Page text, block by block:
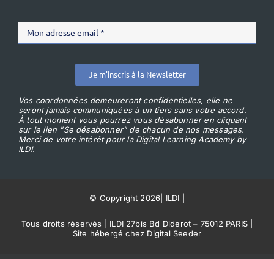
Je m'inscris à la Newsletter
Vos coordonnées demeureront confidentielles, elle ne
seront jamais communiquées à un tiers sans votre accord.
À tout moment vous pourrez vous désabonner en cliquant
sur le lien "Se désabonner" de chacun de nos messages.
Merci de votre intérêt pour la Digital Learning Academy by
ILDI.
© Copyright 2026 ILDI
Tous droits réservés | ILDI 27bis Bd Diderot – 75012 PARIS |
Site hébergé chez Digital Seeder